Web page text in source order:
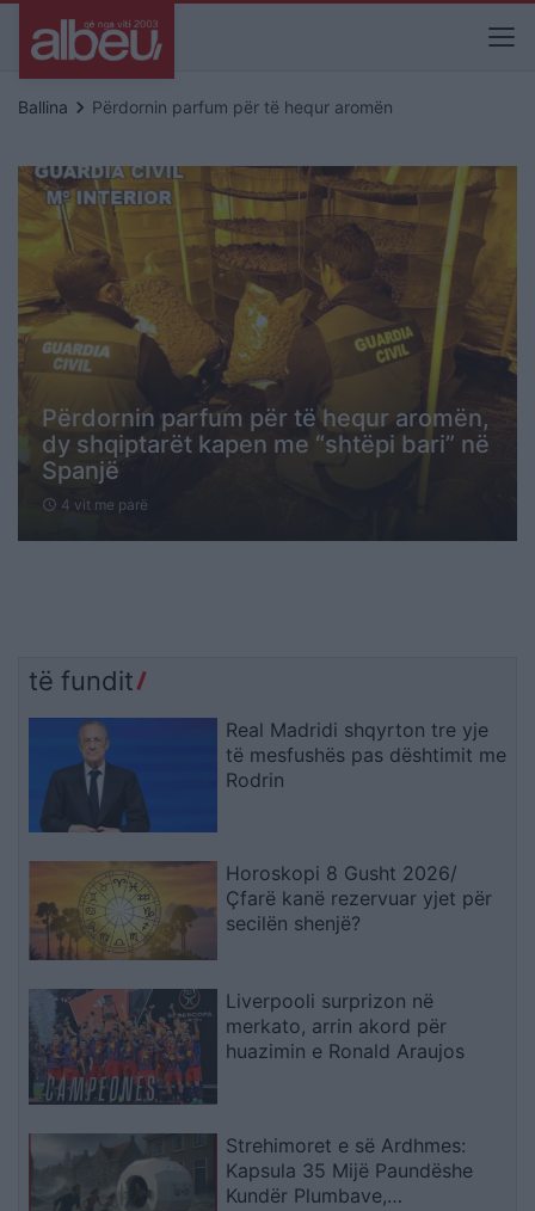
Ballina keyboard_arrow_right Përdornin parfum për të hequr aromën
Përdornin parfum për të hequr aromën,
dy shqiptarët kapen me “shtëpi bari” në
Spanjë
schedule 4 vit me parë
të fundit
Real Madridi shqyrton tre yje
të mesfushës pas dështimit me
Rodrin
Horoskopi 8 Gusht 2026/
Çfarë kanë rezervuar yjet për
secilën shenjë?
Liverpooli surprizon në
merkato, arrin akord për
huazimin e Ronald Araujos
Strehimoret e së Ardhmes:
Kapsula 35 Mijë Paundëshe
Kundër Plumbave,